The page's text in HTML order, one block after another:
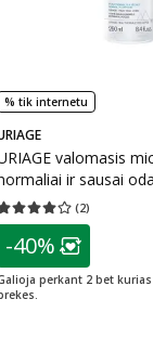
:
% tik internetu
valomasis
ir sausai
(2)
Vidutinis įvertinimas 4.00
patarimas
Lojalumo
-40%
perkant 2 bet kurias